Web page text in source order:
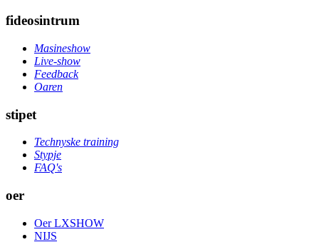
fideosintrum
Masineshow
Live-show
Feedback
Oaren
stipet
Technyske training
Stypje
FAQ's
oer
Oer LXSHOW
NIJS